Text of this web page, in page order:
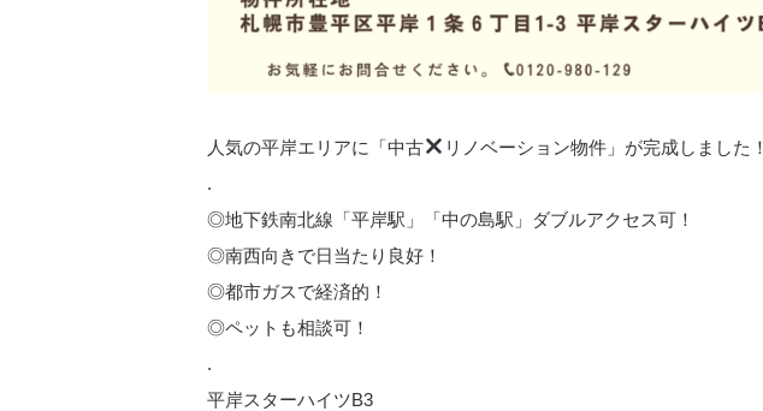
人気の平岸エリアに「中古
リノベーション物件」が完成しました！
.
◎地下鉄南北線「平岸駅」「中の島駅」ダブルアクセス可！
◎南西向きで日当たり良好！
◎都市ガスで経済的！
◎ペットも相談可！
.
平岸スターハイツB3